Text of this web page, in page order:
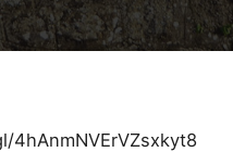
4hAnmNVErVZsxkyt8